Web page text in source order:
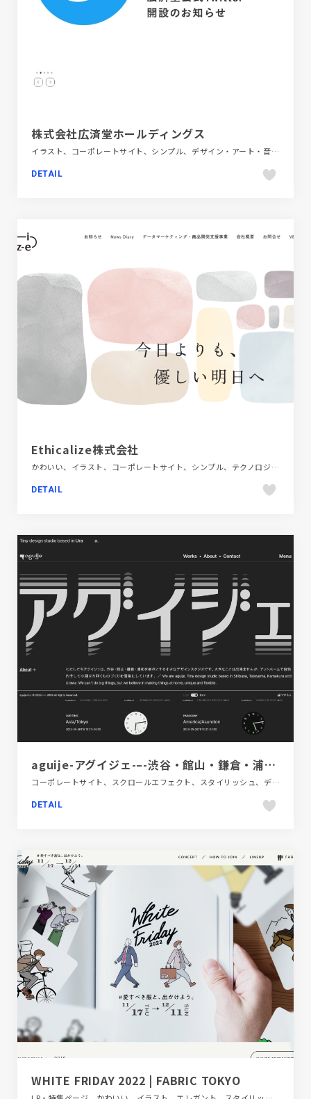
株式会社広済堂ホールディングス
イラスト、コーポレートサイト、シンプル、デザイン・アート・音楽・文芸、フラットデザイン、ブルー系、ホワイト系、金融・法律・人材・専門職
DETAIL
Ethicalize株式会社
かわいい、イラスト、コーポレートサイト、シンプル、テクノロジー・サイエンス、ナチュラル、ベージュ・ゴールド系、飲料・食品
DETAIL
aguije-アグイジェ-–-渋谷・館山・鎌倉・浦和が拠点の小さなデザインスタジオ。
コーポレートサイト、スクロールエフェクト、スタイリッシュ、デザイン・アート・音楽・文芸、ブラック系 、ポップ、モーション多め
DETAIL
WHITE FRIDAY 2022 | FABRIC TOKYO